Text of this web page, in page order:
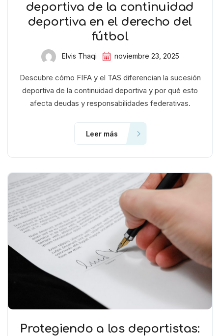
deportiva de la continuidad
deportiva en el derecho del
fútbol
Elvis Thaqi noviembre 23, 2025
Descubre cómo FIFA y el TAS diferencian la sucesión
deportiva de la continuidad deportiva y por qué esto
afecta deudas y responsabilidades federativas.
Leer más
Protegiendo a los deportistas: